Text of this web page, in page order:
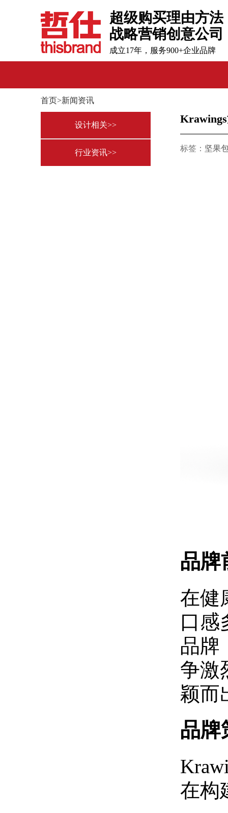
超级购买理由方法
战略营销创意公司
成立17年，服务900+企业品牌
标签： 坚果
品牌
在健
口感
品牌
争激
颖而
品牌
在构
首页>新闻资讯
设计相关>>
行业资讯>>